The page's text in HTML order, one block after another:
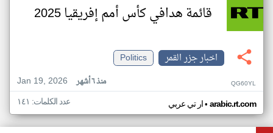
قائمة هدافي كأس أمم إفريقيا 2025
اخبار جزر القمر
Politics
Jan 19, 2026
منذ ٦ أشهر QG60YL
ار تي عربي• arabic.rt.com عدد الكلمات: ١٤١